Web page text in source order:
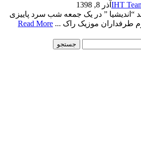
IHT آذر 8, 1398
“اندیشیا ” در یک جمعه شب سرد پاییزی
طرفداران موزیک راک ... Read More